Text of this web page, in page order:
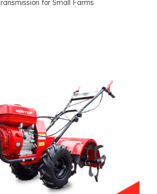
Transmission for Small Farms